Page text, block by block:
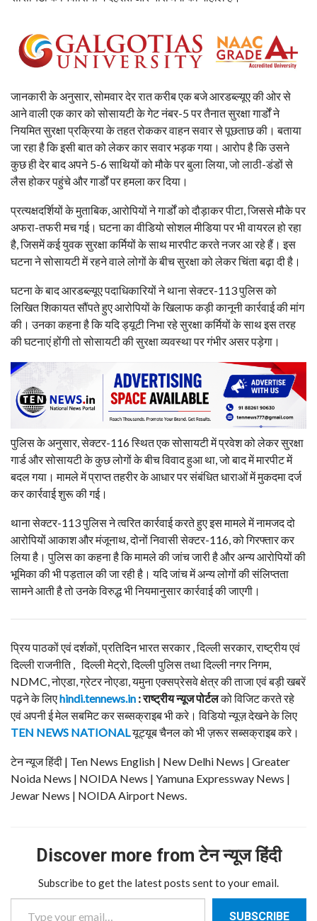
जानकारी के अनुसार, सोमवार देर रात करीब एक बजे आरडब्ल्यूए की ओर से
आने वाली एक कार को सोसायटी के गेट नंबर-5 पर तैनात सुरक्षा गार्डों ने
नियमित सुरक्षा प्रक्रिया के तहत रोककर वाहन सवार से पूछताछ की। बताया
जा रहा है कि इसी बात को लेकर कार सवार भड़क गया। आरोप है कि उसने
कुछ ही देर बाद अपने 5-6 साथियों को मौके पर बुला लिया, जो लाठी-डंडों से
लैस होकर पहुंचे और गार्डों पर हमला कर दिया।
प्रत्यक्षदर्शियों के मुताबिक, आरोपियों ने गार्डों को दौड़ाकर पीटा, जिससे मौके पर
अफरा-तफरी मच गई। घटना का वीडियो सोशल मीडिया पर भी वायरल हो रहा
है, जिसमें कई युवक सुरक्षा कर्मियों के साथ मारपीट करते नजर आ रहे हैं। इस
घटना ने सोसायटी में रहने वाले लोगों के बीच सुरक्षा को लेकर चिंता बढ़ा दी है।
घटना के बाद आरडब्ल्यूए पदाधिकारियों ने थाना सेक्टर-113 पुलिस को
लिखित शिकायत सौंपते हुए आरोपियों के खिलाफ कड़ी कानूनी कार्रवाई की मांग
की। उनका कहना है कि यदि ड्यूटी निभा रहे सुरक्षा कर्मियों के साथ इस तरह
की घटनाएं होंगी तो सोसायटी की सुरक्षा व्यवस्था पर गंभीर असर पड़ेगा।
पुलिस के अनुसार, सेक्टर-116 स्थित एक सोसायटी में प्रवेश को लेकर सुरक्षा
गार्ड और सोसायटी के कुछ लोगों के बीच विवाद हुआ था, जो बाद में मारपीट में
बदल गया। मामले में प्राप्त तहरीर के आधार पर संबंधित धाराओं में मुकदमा दर्ज
कर कार्रवाई शुरू की गई।
थाना सेक्टर-113 पुलिस ने त्वरित कार्रवाई करते हुए इस मामले में नामजद दो
आरोपियों आकाश और मंजूनाथ, दोनों निवासी सेक्टर-116, को गिरफ्तार कर
लिया है। पुलिस का कहना है कि मामले की जांच जारी है और अन्य आरोपियों की
भूमिका की भी पड़ताल की जा रही है। यदि जांच में अन्य लोगों की संलिप्तता
सामने आती है तो उनके विरुद्ध भी नियमानुसार कार्रवाई की जाएगी।
प्रिय पाठकों एवं दर्शकों, प्रतिदिन भारत सरकार , दिल्ली सरकार, राष्ट्रीय एवं
दिल्ली राजनीति , दिल्ली मेट्रो, दिल्ली पुलिस तथा दिल्ली नगर निगम,
NDMC, नोएडा, ग्रेटर नोएडा, यमुना एक्सप्रेसवे क्षेत्र की ताजा एवं बड़ी खबरें
पढ़ने के लिएhindi.tennews.in : राष्ट्रीय न्यूज पोर्टलको विजिट करते रहे
एवं अपनी ई मेल सबमिट कर सब्सक्राइब भी करे। विडियो न्यूज़ देखने के लिए
TEN NEWS NATIONAL यूट्यूब चैनल को भी ज़रूर सब्सक्राइब करे।
टेन न्यूज हिंदी | Ten News English | New Delhi News | Greater
Noida News | NOIDA News | Yamuna Expressway News |
Jewar News | NOIDA Airport News.
Discover more from टेन न्यूज हिंदी
Subscribe to get the latest posts sent to your email.
Type your email…
SUBSCRIBE